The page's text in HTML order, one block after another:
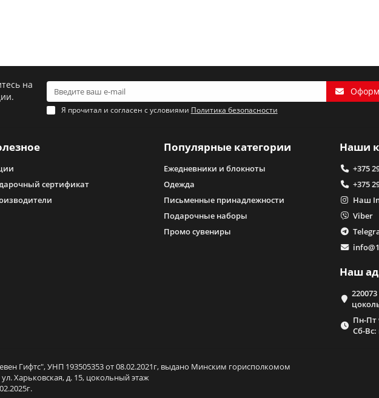
на
Я прочитал и согласен с условиями Политика безопасности
сертификат
Популярные категории
Ежедневники и блокноты
Одежда
Письменные принадлежности
Подарочные наборы
Промо сувениры
Наши
+375
+375
Наш
Viber
Наш
Пн-Пт
Сб-
Гифтс", УНП 193505353 от 08.02.2021г, выдано Минским горисполкомом
Харьковская, д. 15, цокольный этаж